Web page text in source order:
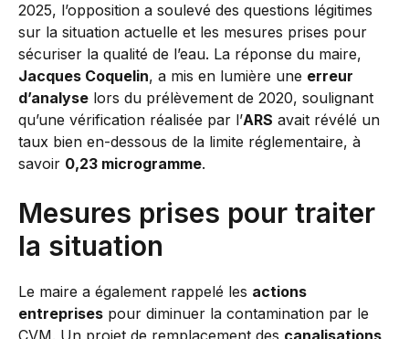
2025, l’opposition a soulevé des questions légitimes
sur la situation actuelle et les mesures prises pour
sécuriser la qualité de l’eau. La réponse du maire,
Jacques Coquelin, a mis en lumière une erreur
d’analyse lors du prélèvement de 2020, soulignant
qu’une vérification réalisée par l’ARS avait révélé un
taux bien en-dessous de la limite réglementaire, à
savoir 0,23 microgramme.
Mesures prises pour traiter
la situation
Le maire a également rappelé les actions
entreprises pour diminuer la contamination par le
CVM. Un projet de remplacement des canalisations